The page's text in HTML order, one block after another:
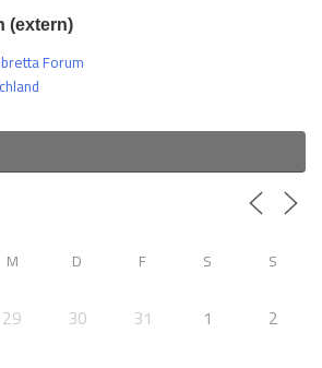
(extern)
Forum
M D F S S
29 30 31 1 2